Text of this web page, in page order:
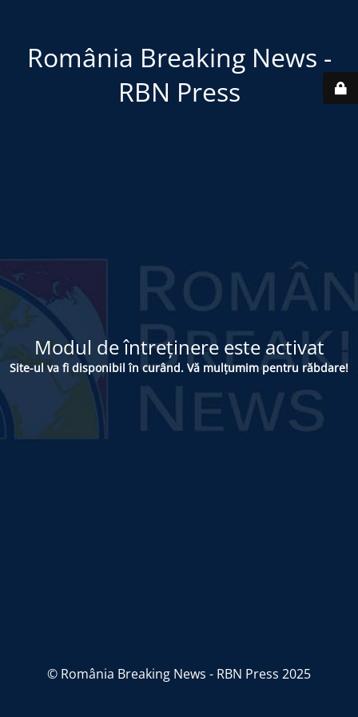
România Breaking News -
RBN Press
Modul de întreținere este activat
Site-ul va fi disponibil în curând. Vă mulțumim pentru răbdare!
© România Breaking News - RBN Press 2025